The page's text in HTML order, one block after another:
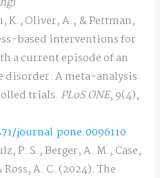
K., Oliver, A., & Pettman,
based interventions for
a current episode of an
disorder: A meta-analysis
trials. PLoS ONE, 9(4),
journal.pone.0096110
P. S., Berger, A. M., Case,
A. C. (2024). The